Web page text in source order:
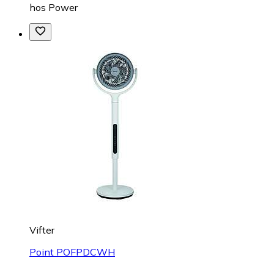
hos Power
Vifter
Point POFPDCWH